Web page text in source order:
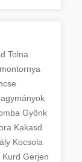
Tolna
Gyönk
Kakasd
Kocsola
Kurd Gerjen